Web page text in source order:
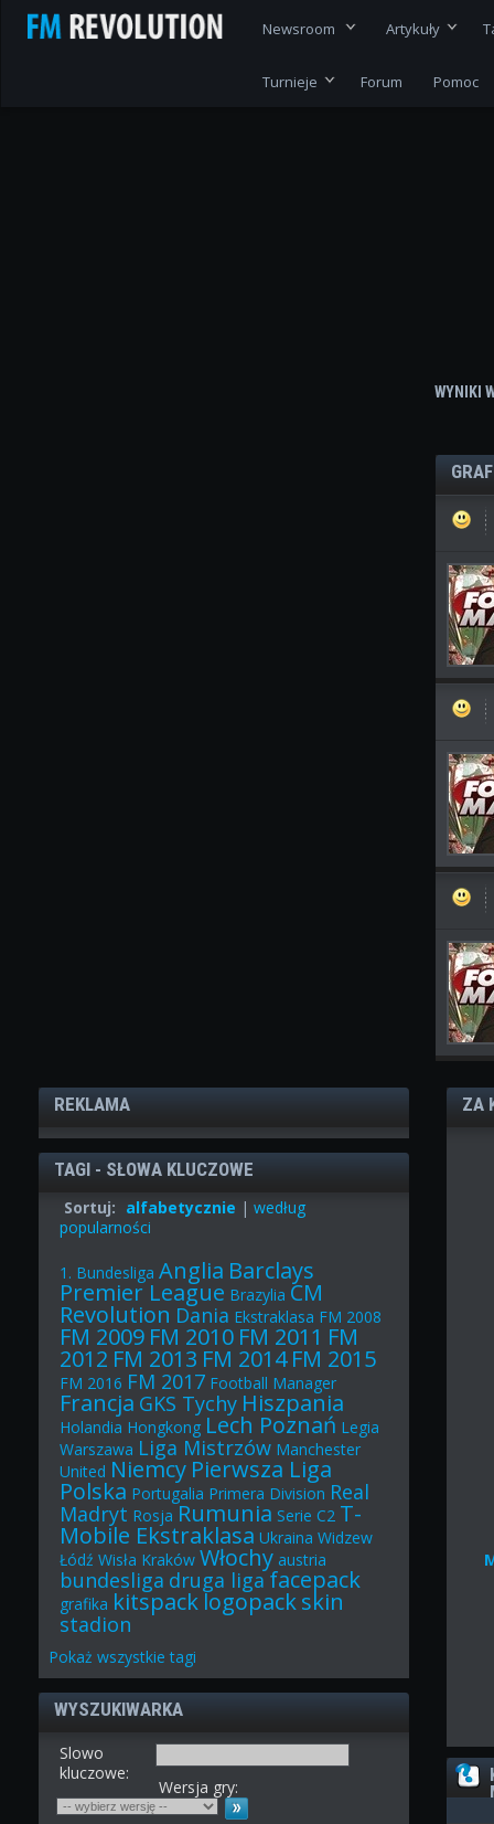
Newsroom Artykuły
Turnieje Forum Pomoc
WYNIKI
REKLAMA
TAGI - SŁOWA KLUCZOWE
Sortuj: alfabetycznie |według
popularności
1. Bundesliga Anglia Barclays
Premier League Brazylia CM
Revolution Dania Ekstraklasa FM 2008
FM 2009 FM 2010 FM 2011 FM
2012 FM 2013 FM 2014 FM 2015
FM 2016 FM 2017 Football Manager
Francja GKS Tychy Hiszpania
Holandia Hongkong Lech Poznań Legia
Warszawa Liga Mistrzów Manchester
United Niemcy Pierwsza Liga
Polska Portugalia Primera Division Real
Madryt Rosja Rumunia Serie C2 T-
Mobile Ekstraklasa Ukraina Widzew
Łódź Wisła Kraków Włochy austria
bundesliga druga ligafacepack
grafika kitspacklogopackskin
stadion
Pokażwszystkie tagi
WYSZUKIWARKA
Slowo
kluczowe:
Wersja gry:
ZA